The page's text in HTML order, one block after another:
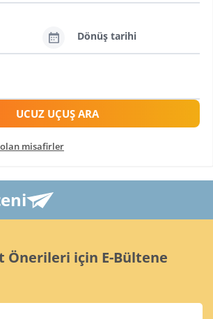
Dönüş tarihi
UCUZ UÇUŞ ARA
misafirler
Önerileri için E-Bültene